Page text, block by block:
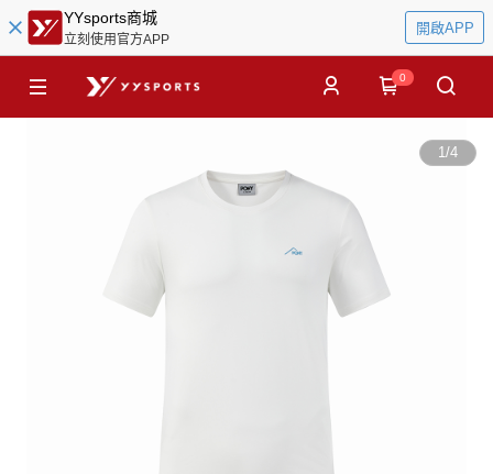
YYsports商城
立刻使用官方APP
開啟APP
0
1/4